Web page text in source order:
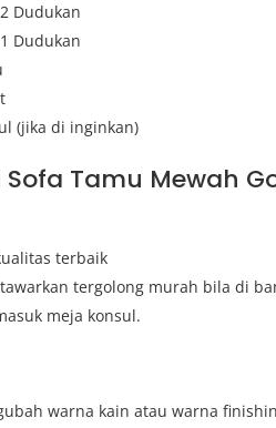
Dudukan
Dudukan
(jika di inginkan)
Tamu Mewah
terbaik
tergolong murah bila di
meja konsul.
warna kain atau warna